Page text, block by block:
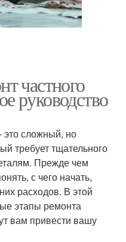
частного
руководство
это сложный, но
требует тщательного
Прежде чем
с чего начать,
расходов. В этой
этапы ремонта
вам привести вашу